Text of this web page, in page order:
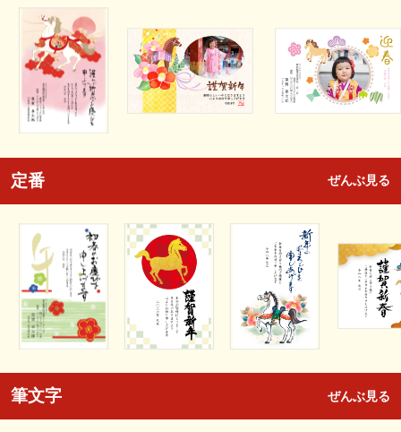
定番 ぜんぶ見る
筆文字 ぜんぶ見る